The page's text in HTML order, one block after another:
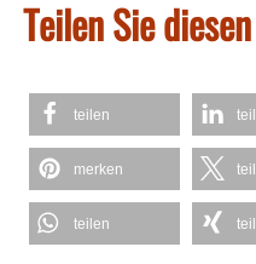
Teilen Sie
teilen
merken
teilen